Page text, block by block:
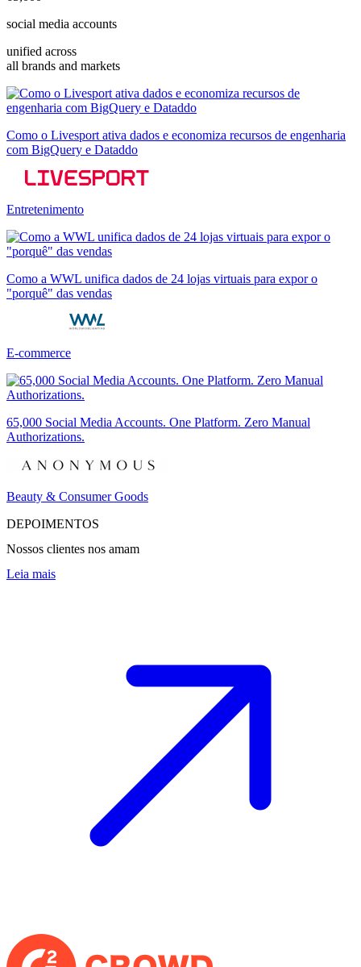
social media accounts
unified across
all brands and markets
Como o Livesport ativa dados e economiza recursos de engenharia
com BigQuery e Dataddo
Entretenimento
Como a WWL unifica dados de 24 lojas virtuais para expor o
"porquê" das vendas
E-commerce
65,000 Social Media Accounts. One Platform. Zero Manual
Authorizations.
Beauty & Consumer Goods
DEPOIMENTOS
Nossos clientes nos amam
Leia mais